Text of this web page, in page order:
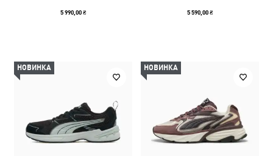
5 990,00 ₴ 5 590,00 ₴
НОВИНКА НОВИНКА